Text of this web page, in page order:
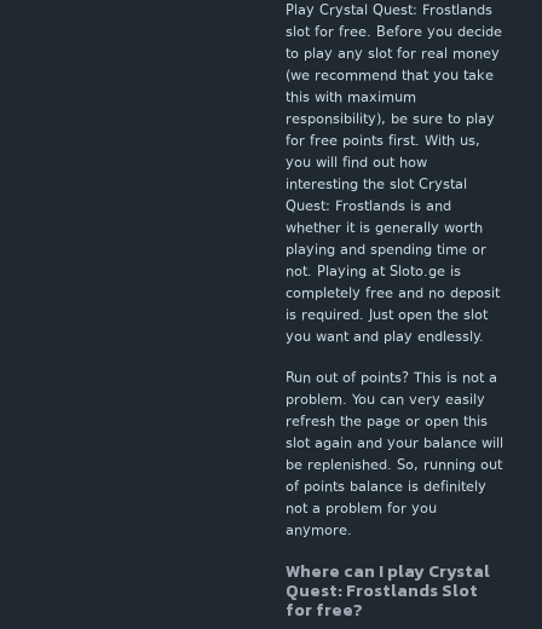
Play Crystal Quest: Frostlands
slot for free. Before you decide
to play any slot for real money
(we recommend that you take
this with maximum
responsibility), be sure to play
for free points first. With us,
you will find out how
interesting the slot Crystal
Quest: Frostlands is and
whether it is generally worth
playing and spending time or
not. Playing at Sloto.ge is
completely free and no deposit
is required. Just open the slot
you want and play endlessly.
Run out of points? This is not a
problem. You can very easily
refresh the page or open this
slot again and your balance will
be replenished. So, running out
of points balance is definitely
not a problem for you
anymore.
Where can I play Crystal
Quest: Frostlands Slot
for free?